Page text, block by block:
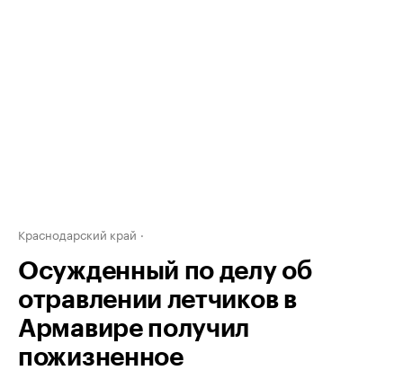
Краснодарский край
Осужденный по делу об
отравлении летчиков в
Армавире получил
пожизненное